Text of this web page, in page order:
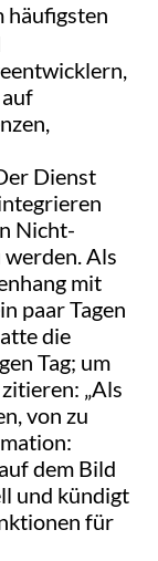
häufigsten
Dienst
Nicht-
Als
mit
paar Tagen
die
Tag; um
„Als
von zu
dem Bild
und kündigt
für